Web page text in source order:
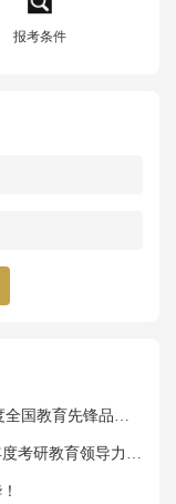
报考条件
全国教育先锋品牌
考研教育领导力品